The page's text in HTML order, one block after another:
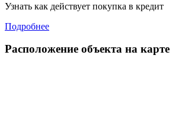
Узнать как действует покупка в кредит
Подробнее
Расположение объекта на карте